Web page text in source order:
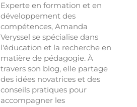
Experte en formation et en
développement des
compétences, Amanda
Veryssel se spécialise dans
l'éducation et la recherche en
matière de pédagogie. À
travers son blog, elle partage
des idées novatrices et des
conseils pratiques pour
accompagner les